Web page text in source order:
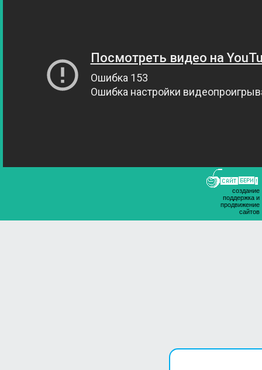
создание
поддержка и
продвижение
сайтов